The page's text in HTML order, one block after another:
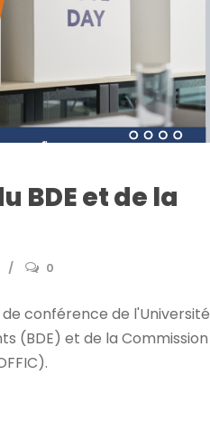
BDE et de la
0
de conférence de l'Université
(BDE) et de la Commission